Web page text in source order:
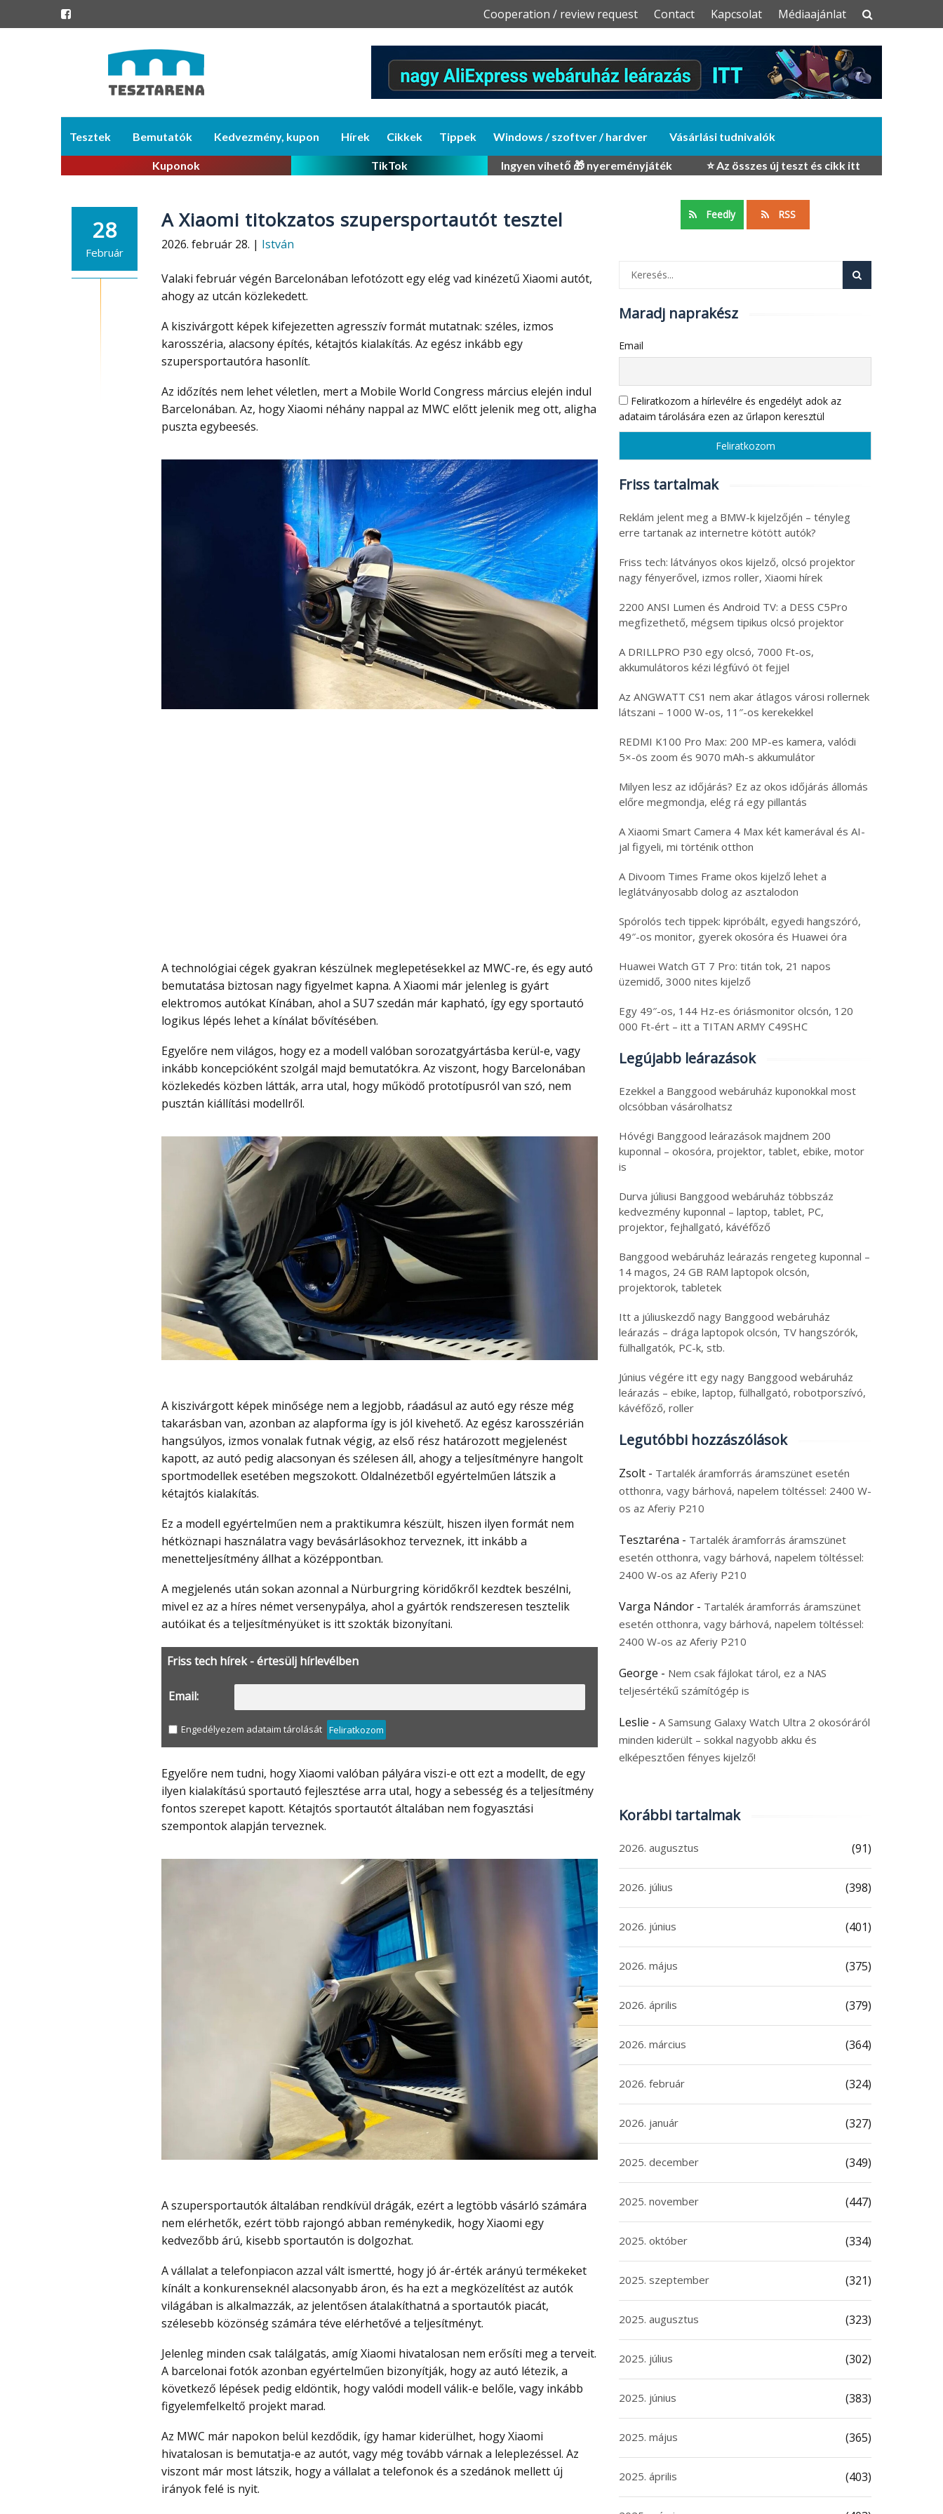
Skip
Cooperation / review request Contact Kapcsolat Médiaajánlat
content
Tesztek Bemutatók Kedvezmény, kupon Hírek Cikkek Tippek Windows / szoftver / hardver Vásárlási tudnivalók
Kuponok TikTok Ingyen vihető 🎁 nyereményjáték ⭐ Az összes új teszt és cikk itt
28
Február
A Xiaomi titokzatos szupersportautót tesztel
2026. február 28. | István
Valaki február végén Barcelonában lefotózott egy elég vad kinézetű Xiaomi autót,
ahogy az utcán közlekedett.
A kiszivárgott képek kifejezetten agresszív formát mutatnak: széles, izmos
karosszéria, alacsony építés, kétajtós kialakítás. Az egész inkább egy
szupersportautóra hasonlít.
Az időzítés nem lehet véletlen, mert a Mobile World Congress március elején indul
Barcelonában. Az, hogy Xiaomi néhány nappal az MWC előtt jelenik meg ott, aligha
puszta egybeesés.
A technológiai cégek gyakran készülnek meglepetésekkel az MWC-re, és egy autó
bemutatása biztosan nagy figyelmet kapna. A Xiaomi már jelenleg is gyárt
elektromos autókat Kínában, ahol a SU7 szedán már kapható, így egy sportautó
logikus lépés lehet a kínálat bővítésében.
Egyelőre nem világos, hogy ez a modell valóban sorozatgyártásba kerül-e, vagy
inkább koncepcióként szolgál majd bemutatókra. Az viszont, hogy Barcelonában
közlekedés közben látták, arra utal, hogy működő prototípusról van szó, nem
pusztán kiállítási modellről.
A kiszivárgott képek minősége nem a legjobb, ráadásul az autó egy része még
takarásban van, azonban az alapforma így is jól kivehető. Az egész karosszérián
hangsúlyos, izmos vonalak futnak végig, az első rész határozott megjelenést
kapott, az autó pedig alacsonyan és szélesen áll, ahogy a teljesítményre hangolt
sportmodellek esetében megszokott. Oldalnézetből egyértelműen látszik a
kétajtós kialakítás.
Ez a modell egyértelműen nem a praktikumra készült, hiszen ilyen formát nem
hétköznapi használatra vagy bevásárlásokhoz terveznek, itt inkább a
menetteljesítmény állhat a középpontban.
A megjelenés után sokan azonnal a Nürburgring köridőkről kezdtek beszélni,
mivel ez az a híres német versenypálya, ahol a gyártók rendszeresen tesztelik
autóikat és a teljesítményüket is itt szokták bizonyítani.
Friss tech hírek - értesülj hírlevélben
Email:
Engedélyezem adataim tárolását Feliratkozom
Egyelőre nem tudni, hogy Xiaomi valóban pályára viszi-e ott ezt a modellt, de egy
ilyen kialakítású sportautó fejlesztése arra utal, hogy a sebesség és a teljesítmény
fontos szerepet kapott. Kétajtós sportautót általában nem fogyasztási
szempontok alapján terveznek.
A szupersportautók általában rendkívül drágák, ezért a legtöbb vásárló számára
nem elérhetők, ezért több rajongó abban reménykedik, hogy Xiaomi egy
kedvezőbb árú, kisebb sportautón is dolgozhat.
A vállalat a telefonpiacon azzal vált ismertté, hogy jó ár-érték arányú termékeket
kínált a konkurenseknél alacsonyabb áron, és ha ezt a megközelítést az autók
világában is alkalmazzák, az jelentősen átalakíthatná a sportautók piacát,
szélesebb közönség számára téve elérhetővé a teljesítményt.
Jelenleg minden csak találgatás, amíg Xiaomi hivatalosan nem erősíti meg a terveit.
A barcelonai fotók azonban egyértelműen bizonyítják, hogy az autó létezik, a
következő lépések pedig eldöntik, hogy valódi modell válik-e belőle, vagy inkább
figyelemfelkeltő projekt marad.
Az MWC már napokon belül kezdődik, így hamar kiderülhet, hogy Xiaomi
hivatalosan is bemutatja-e az autót, vagy még tovább várnak a leleplezéssel. Az
viszont már most látszik, hogy a vállalat a telefonok és a szedánok mellett új
irányok felé is nyit.
Feedly RSS
Maradj naprakész
Email
Feliratkozom a hírlevélre és engedélyt adok az
adataim tárolására ezen az űrlapon keresztül
Friss tartalmak
Reklám jelent meg a BMW-k kijelzőjén – tényleg
erre tartanak az internetre kötött autók?
Friss tech: látványos okos kijelző, olcsó projektor
nagy fényerővel, izmos roller, Xiaomi hírek
2200 ANSI Lumen és Android TV: a DESS C5Pro
megfizethető, mégsem tipikus olcsó projektor
A DRILLPRO P30 egy olcsó, 7000 Ft-os,
akkumulátoros kézi légfúvó öt fejjel
Az ANGWATT CS1 nem akar átlagos városi rollernek
látszani – 1000 W-os, 11″-os kerekekkel
REDMI K100 Pro Max: 200 MP-es kamera, valódi
5×-ös zoom és 9070 mAh-s akkumulátor
Milyen lesz az időjárás? Ez az okos időjárás állomás
előre megmondja, elég rá egy pillantás
A Xiaomi Smart Camera 4 Max két kamerával és AI-
jal figyeli, mi történik otthon
A Divoom Times Frame okos kijelző lehet a
leglátványosabb dolog az asztalodon
Spórolós tech tippek: kipróbált, egyedi hangszóró,
49″-os monitor, gyerek okosóra és Huawei óra
Huawei Watch GT 7 Pro: titán tok, 21 napos
üzemidő, 3000 nites kijelző
Egy 49″-os, 144 Hz-es óriásmonitor olcsón, 120
000 Ft-ért – itt a TITAN ARMY C49SHC
Legújabb leárazások
Ezekkel a Banggood webáruház kuponokkal most
olcsóbban vásárolhatsz
Hóvégi Banggood leárazások majdnem 200
kuponnal – okosóra, projektor, tablet, ebike, motor
is
Durva júliusi Banggood webáruház többszáz
kedvezmény kuponnal – laptop, tablet, PC,
projektor, fejhallgató, kávéfőző
Banggood webáruház leárazás rengeteg kuponnal –
14 magos, 24 GB RAM laptopok olcsón,
projektorok, tabletek
Itt a júliuskezdő nagy Banggood webáruház
leárazás – drága laptopok olcsón, TV hangszórók,
fülhallgatók, PC-k, stb.
Június végére itt egy nagy Banggood webáruház
leárazás – ebike, laptop, fülhallgató, robotporszívó,
kávéfőző, roller
Legutóbbi hozzászólások
Zsolt - Tartalék áramforrás áramszünet esetén
otthonra, vagy bárhová, napelem töltéssel: 2400 W-
os az Aferiy P210
Tesztaréna - Tartalék áramforrás áramszünet
esetén otthonra, vagy bárhová, napelem töltéssel:
2400 W-os az Aferiy P210
Varga Nándor - Tartalék áramforrás áramszünet
esetén otthonra, vagy bárhová, napelem töltéssel:
2400 W-os az Aferiy P210
George - Nem csak fájlokat tárol, ez a NAS
teljesértékű számítógép is
Leslie - A Samsung Galaxy Watch Ultra 2 okosóráról
minden kiderült – sokkal nagyobb akku és
elképesztően fényes kijelző!
Korábbi tartalmak
2026. augusztus (91)
2026. július (398)
2026. június (401)
2026. május (375)
2026. április (379)
2026. március (364)
2026. február (324)
2026. január (327)
2025. december (349)
2025. november (447)
2025. október (334)
2025. szeptember (321)
2025. augusztus (323)
2025. július (302)
2025. június (383)
2025. május (365)
2025. április (403)